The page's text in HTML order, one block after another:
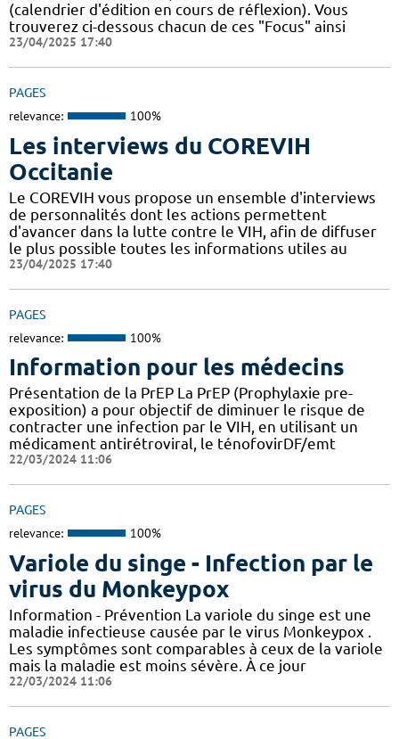
(calendrier d'édition en cours de réflexion). Vous
trouverez ci-dessous chacun de ces "Focus" ainsi
23/04/2025 17:40
PAGES
relevance: 100%
Les interviews du COREVIH
Occitanie
Le COREVIH vous propose un ensemble d'interviews
de personnalités dont les actions permettent
d'avancer dans la lutte contre le VIH, afin de diffuser
le plus possible toutes les informations utiles au
23/04/2025 17:40
PAGES
relevance: 100%
Information pour les médecins
Présentation de la PrEP La PrEP (Prophylaxie pre-
exposition) a pour objectif de diminuer le risque de
contracter une infection par le VIH, en utilisant un
médicament antirétroviral, le ténofovirDF/emt
22/03/2024 11:06
PAGES
relevance: 100%
Variole du singe - Infection par le
virus du Monkeypox
Information - Prévention La variole du singe est une
maladie infectieuse causée par le virus Monkeypox .
Les symptômes sont comparables à ceux de la variole
mais la maladie est moins sévère. À ce jour
22/03/2024 11:06
PAGES